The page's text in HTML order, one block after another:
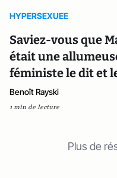
HYPERSEXUEE
Saviez-vous que
était une
féministe le dit et
Benoît Rayski
1 min de lecture
Plus de